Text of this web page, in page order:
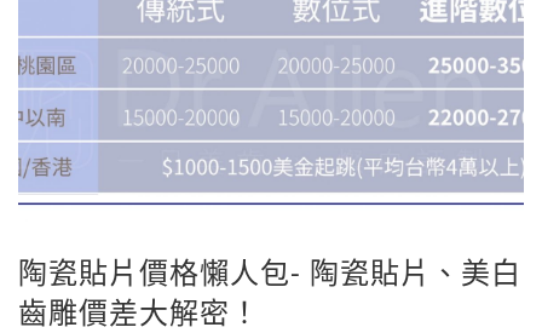
陶瓷貼片價格懶人包- 陶瓷貼片、美白
齒雕價差大解密！